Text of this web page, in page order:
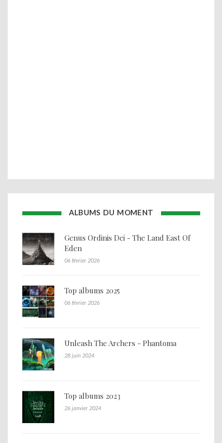
ALBUMS DU MOMENT
Genus Ordinis Dei - The Land East Of
Eden
06 février 2026
Top albums 2025
06 février 2026
Unleash The Archers - Phantoma
28 juin 2024
Top albums 2023
26 janvier 2024